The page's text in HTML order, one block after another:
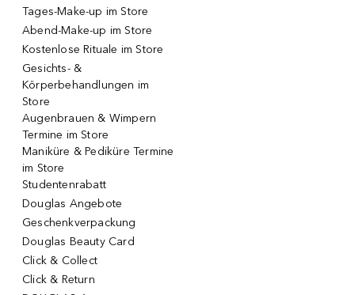
Tages-Make-up im Store
Abend-Make-up im Store
Kostenlose Rituale im Store
Gesichts- &
Körperbehandlungen im
Store
Augenbrauen & Wimpern
Termine im Store
Maniküre & Pediküre Termine
im Store
Studentenrabatt
Douglas Angebote
Geschenkverpackung
Douglas Beauty Card
Click & Collect
Click & Return